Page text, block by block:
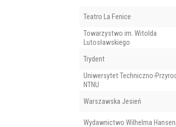
Teatro La Fenice
Towarzystwo im. Witolda
Lutosławskiego
Trydent
Uniwersytet Techniczno-
NTNU
Warszawska Jesień
Wydawnictwo Wilhelma